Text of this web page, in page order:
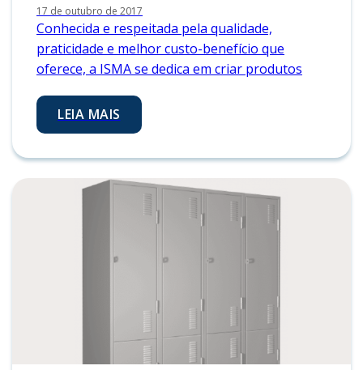
17 de outubro de 2017
Conhecida e respeitada pela qualidade,
praticidade e melhor custo-benefício que
oferece, a ISMA se dedica em criar produtos
LEIA MAIS